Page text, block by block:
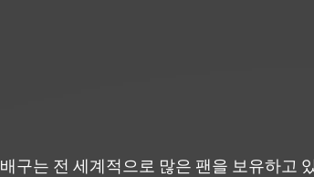
배구는 전 세계적으로 많은 팬을 보유하고